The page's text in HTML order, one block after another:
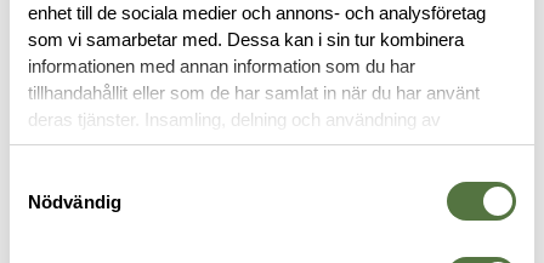
enhet till de sociala medier och annons- och analysföretag
som vi samarbetar med. Dessa kan i sin tur kombinera
informationen med annan information som du har
tillhandahållit eller som de har samlat in när du har använt
deras tjänster. Insamling, delning och användning av
personuppgifter kan användas för personalisering av
Nödvändig
OM VARUMÄRKET